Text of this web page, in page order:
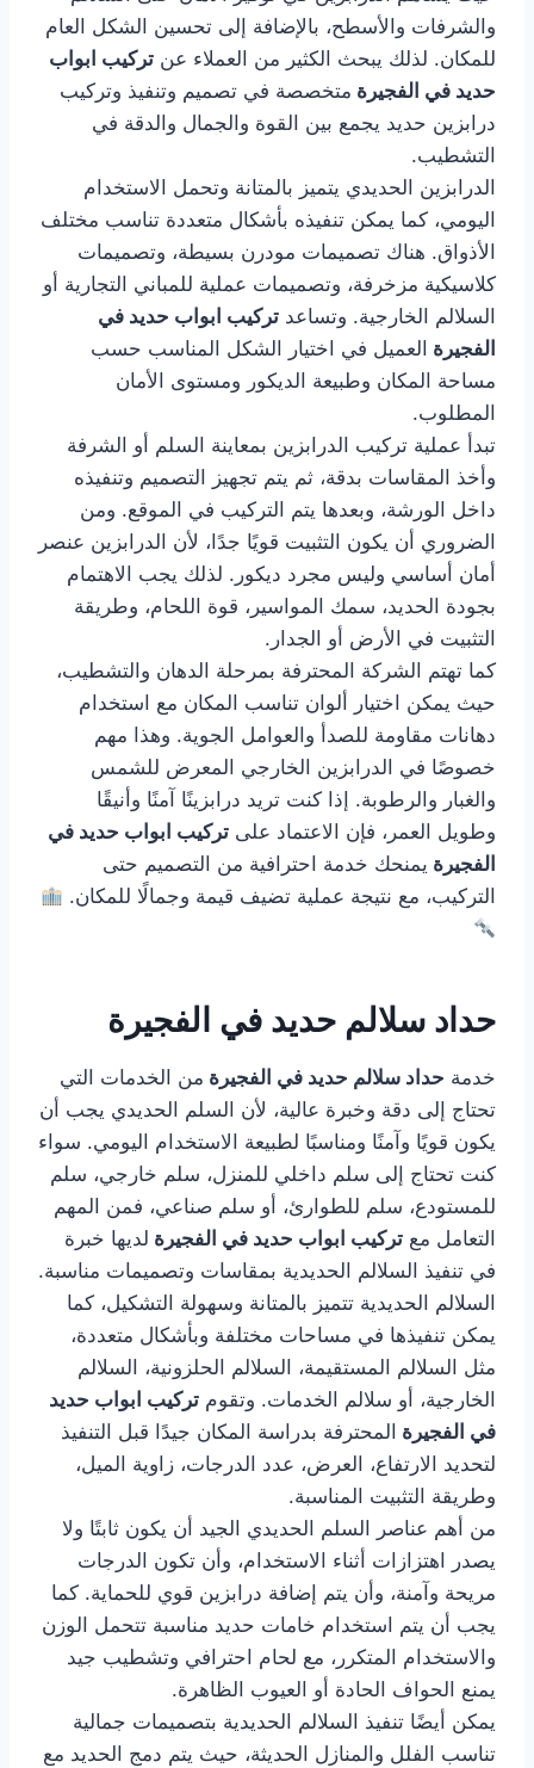
والشرفات والأسطح، بالإضافة إلى تحسين الشكل العام
للمكان. لذلك يبحث الكثير من العملاء عن تركيب ابواب
حديد في الفجيرة متخصصة في تصميم وتنفيذ وتركيب
درابزين حديد يجمع بين القوة والجمال والدقة في
التشطيب.
الدرابزين الحديدي يتميز بالمتانة وتحمل الاستخدام
اليومي، كما يمكن تنفيذه بأشكال متعددة تناسب مختلف
الأذواق. هناك تصميمات مودرن بسيطة، وتصميمات
كلاسيكية مزخرفة، وتصميمات عملية للمباني التجارية أو
السلالم الخارجية. وتساعد تركيب ابواب حديد في
الفجيرة العميل في اختيار الشكل المناسب حسب
مساحة المكان وطبيعة الديكور ومستوى الأمان
المطلوب.
تبدأ عملية تركيب الدرابزين بمعاينة السلم أو الشرفة
وأخذ المقاسات بدقة، ثم يتم تجهيز التصميم وتنفيذه
داخل الورشة، وبعدها يتم التركيب في الموقع. ومن
الضروري أن يكون التثبيت قويًا جدًا، لأن الدرابزين عنصر
أمان أساسي وليس مجرد ديكور. لذلك يجب الاهتمام
بجودة الحديد، سمك المواسير، قوة اللحام، وطريقة
التثبيت في الأرض أو الجدار.
كما تهتم الشركة المحترفة بمرحلة الدهان والتشطيب،
حيث يمكن اختيار ألوان تناسب المكان مع استخدام
دهانات مقاومة للصدأ والعوامل الجوية. وهذا مهم
خصوصًا في الدرابزين الخارجي المعرض للشمس
والغبار والرطوبة. إذا كنت تريد درابزينًا آمنًا وأنيقًا
وطويل العمر، فإن الاعتماد على تركيب ابواب حديد في
الفجيرة يمنحك خدمة احترافية من التصميم حتى
التركيب، مع نتيجة عملية تضيف قيمة وجمالًا للمكان.
حداد سلالم حديد في الفجيرة
خدمة حداد سلالم حديد في الفجيرة من الخدمات التي
تحتاج إلى دقة وخبرة عالية، لأن السلم الحديدي يجب أن
يكون قويًا وآمنًا ومناسبًا لطبيعة الاستخدام اليومي. سواء
كنت تحتاج إلى سلم داخلي للمنزل، سلم خارجي، سلم
للمستودع، سلم للطوارئ، أو سلم صناعي، فمن المهم
التعامل مع تركيب ابواب حديد في الفجيرة لديها خبرة
في تنفيذ السلالم الحديدية بمقاسات وتصميمات مناسبة.
السلالم الحديدية تتميز بالمتانة وسهولة التشكيل، كما
يمكن تنفيذها في مساحات مختلفة وبأشكال متعددة،
مثل السلالم المستقيمة، السلالم الحلزونية، السلالم
الخارجية، أو سلالم الخدمات. وتقوم تركيب ابواب حديد
في الفجيرة المحترفة بدراسة المكان جيدًا قبل التنفيذ
لتحديد الارتفاع، العرض، عدد الدرجات، زاوية الميل،
وطريقة التثبيت المناسبة.
من أهم عناصر السلم الحديدي الجيد أن يكون ثابتًا ولا
يصدر اهتزازات أثناء الاستخدام، وأن تكون الدرجات
مريحة وآمنة، وأن يتم إضافة درابزين قوي للحماية. كما
يجب أن يتم استخدام خامات حديد مناسبة تتحمل الوزن
والاستخدام المتكرر، مع لحام احترافي وتشطيب جيد
يمنع الحواف الحادة أو العيوب الظاهرة.
يمكن أيضًا تنفيذ السلالم الحديدية بتصميمات جمالية
تناسب الفلل والمنازل الحديثة، حيث يتم دمج الحديد مع